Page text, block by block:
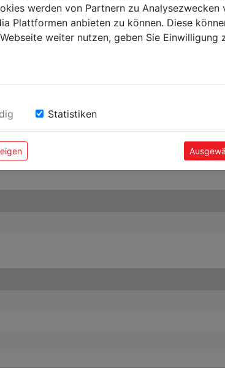
werden von Partnern zu
Plattformen anbieten zu können. Diese
weiter nutzen, geben Sie Einwilligung
Statistiken